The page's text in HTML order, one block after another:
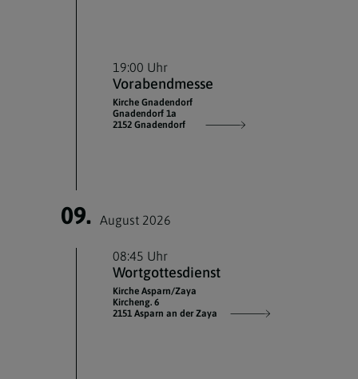
19:00 Uhr
Vorabendmesse
Kirche Gnadendorf
Gnadendorf 1a
2152 Gnadendorf
09. August 2026
08:45 Uhr
Wortgottesdienst
Kirche Asparn/Zaya
Kircheng. 6
2151 Asparn an der Zaya